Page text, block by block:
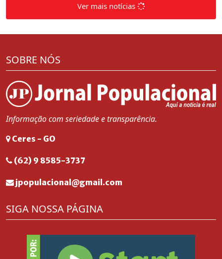
Ver mais notícias
SOBRE NÓS
Informação com seriedade e transparência.
Ceres - GO
(62) 9 8585-3737
jpopulacional@gmail.com
SIGA NOSSA PÁGINA